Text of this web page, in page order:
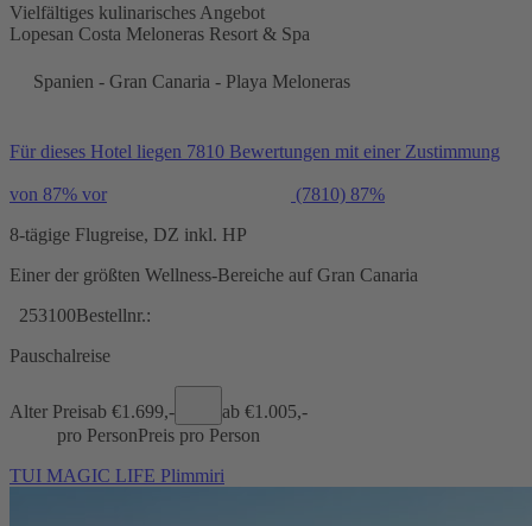
Vielfältiges kulinarisches Angebot
Lopesan Costa Meloneras Resort & Spa
Spanien - Gran Canaria - Playa Meloneras
Für dieses Hotel liegen 7810 Bewertungen mit einer Zustimmung
von 87% vor (7810) 87%
8-tägige Flugreise, DZ inkl. HP
Einer der größten Wellness-Bereiche auf Gran Canaria
253100Bestellnr.:
Pauschalreise
Alter Preisab €1.699,- ab €1.005,-
pro PersonPreis pro Person
TUI MAGIC LIFE Plimmiri